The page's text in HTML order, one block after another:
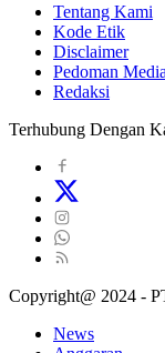
Tentang Kami
Kode Etik
Disclaimer
Pedoman
Redaksi
Terhubung Dengan
Copyright@ 2024 -
News